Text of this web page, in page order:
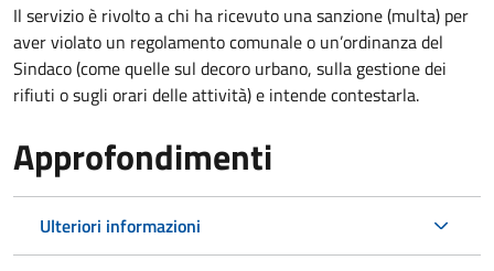
Il servizio è rivolto a chi ha ricevuto una sanzione (multa) per
aver violato un regolamento comunale o un’ordinanza del
Sindaco (come quelle sul decoro urbano, sulla gestione dei
rifiuti o sugli orari delle attività) e intende contestarla.
Approfondimenti
Ulteriori informazioni